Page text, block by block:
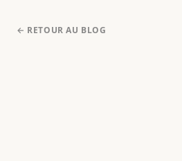
← RETOUR AU BLOG